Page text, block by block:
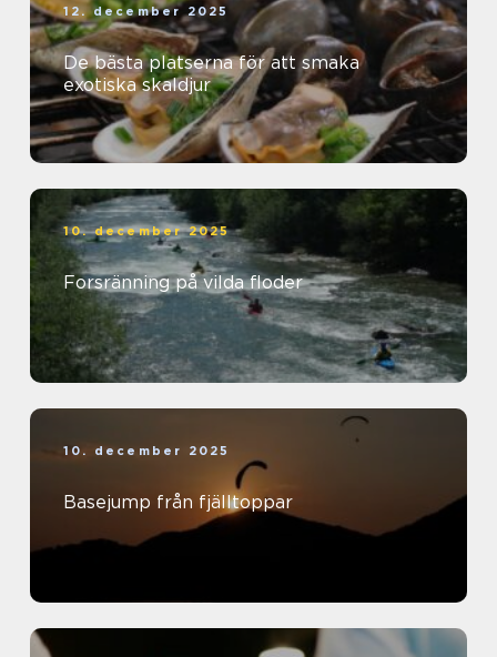
12. december 2025
De bästa platserna för att smaka
exotiska skaldjur
10. december 2025
Forsränning på vilda floder
10. december 2025
Basejump från fjälltoppar